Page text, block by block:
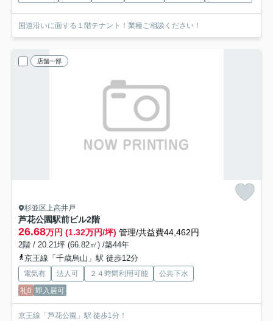
国道沿いに面する１階テナント！業種ご相談ください！
店舗一部
杉並区上高井戸
芦花公園駅前ビル2階
26.68万円 (1.32万円/坪) 管理/共益費44,462円
2階 / 20.21坪 (66.82㎡) /築44年
京王線「千歳烏山」駅 徒歩12分
電気有 法人可 ２４時間利用可能
公共下水
礼0 即入居可
京王線「芦花公園」駅 徒歩1分！